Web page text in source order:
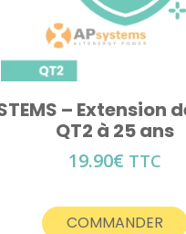
– Extension
QT2 à 25 ans
19.90€ TTC
COMMANDER